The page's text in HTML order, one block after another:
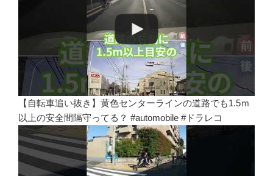
【自転車追い抜き】黄色センターラインの道路でも1.5ｍ
以上の安全間隔守ってる？ #automobile #ドラレコ